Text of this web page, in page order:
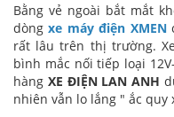
Bằng vẻ ngoài bắt mắt
dòngxe máy điện XMEN
rất lâu trên thị trường.
bình mắc nối tiếp loại
hàng XE ĐIỆN LAN ANH
nhiên vẫn lo lắng " ắc quy